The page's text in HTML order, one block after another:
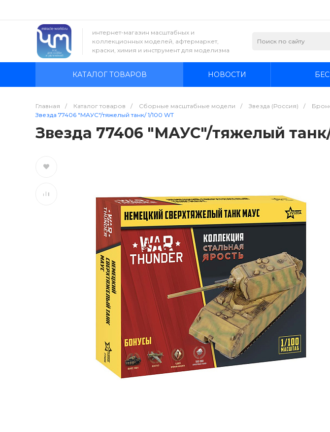
интернет-магазин масштабных и
коллекционных моделей, афтермаркет,
краски, химия и инструмент для моделизма
КАТАЛОГ ТОВАРОВ НОВОСТИ
Главная / Каталог товаров / Сборные масштабные модели / Звезда (Россия) /
Звезда 77406 "МАУС"/тяжелый танк/ 1/100 WT
Звезда 77406 "МАУС"/тяжелый танк/